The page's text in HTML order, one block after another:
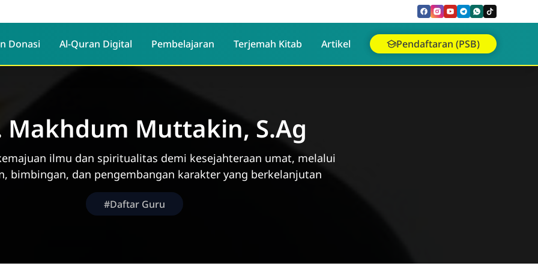
Donasi Al-Quran Digital Pembelajaran Terjemah Kitab Artikel Pendaftaran (PSB)
Makhdum Muttakin, S.Ag
ilmu dan spiritualitas demi kesejahteraan umat, melalui
bimbingan, dan pengembangan karakter yang berkelanjutan
#Daftar Guru